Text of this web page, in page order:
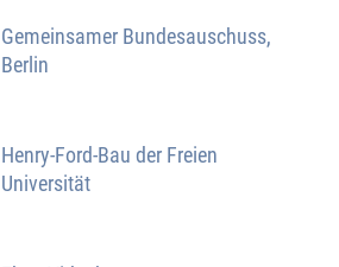
Gemeinsamer Bundesauschuss,
Berlin
Henry-Ford-Bau der Freien
Universität